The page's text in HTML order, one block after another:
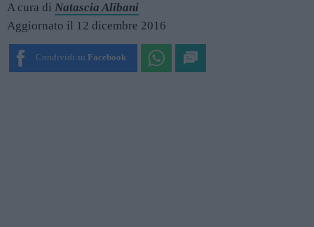
A cura di Natascia Alibani
Aggiornato il 12 dicembre 2016
Condividi su Facebook